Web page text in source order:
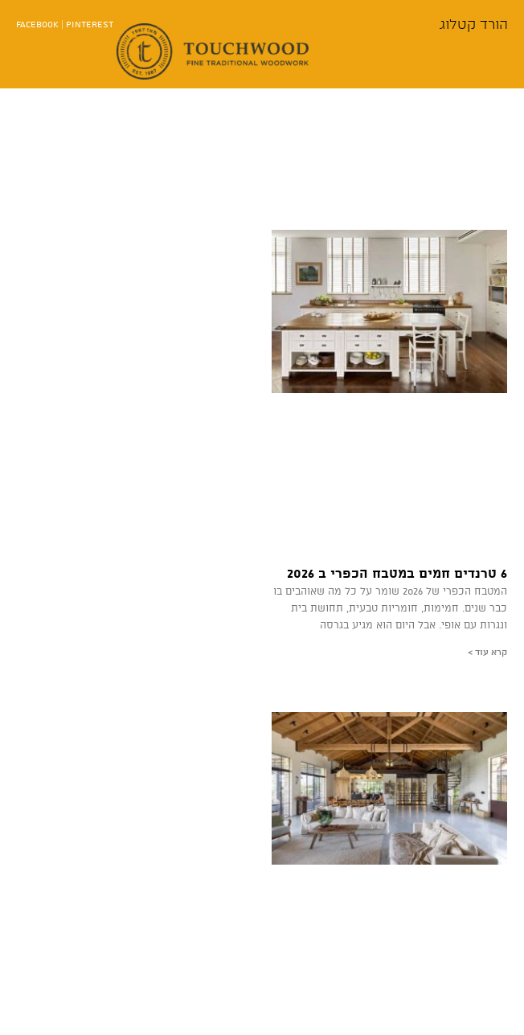
FACEBOOK | PINTEREST הורד קטלוג
6 טרנדים חמים במטבח הכפרי ב 2026
המטבח הכפרי של 2026 שומר על כל מה שאוהבים בו
כבר שנים. חמימות, חומריות טבעית, תחושת בית
ונגרות עם אופי. אבל היום הוא מגיע בגרסה
קרא עוד >